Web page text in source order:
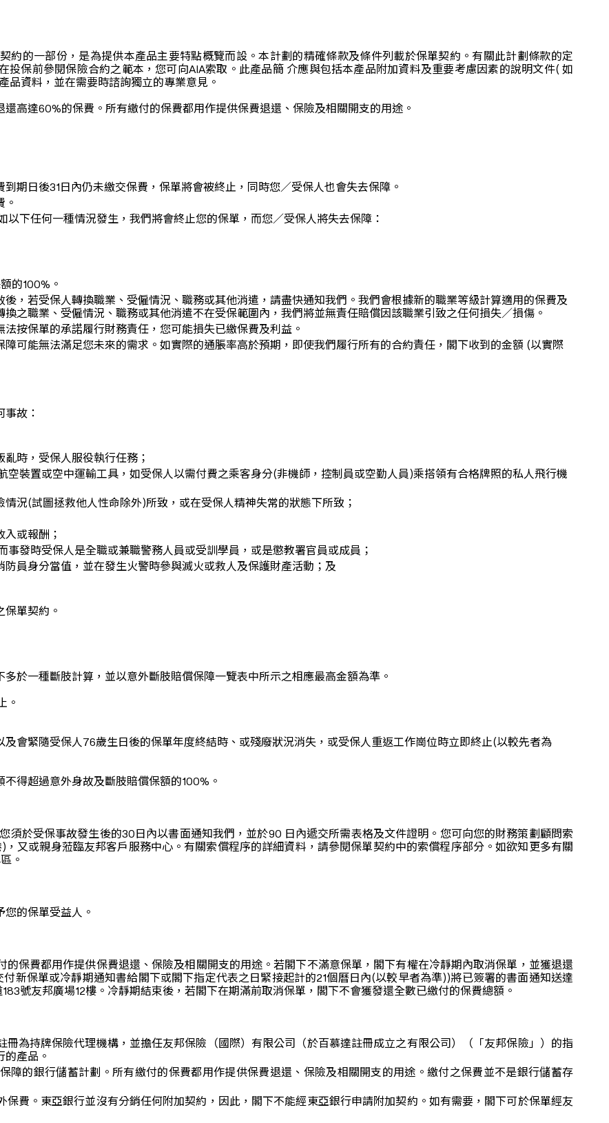
約的一部份，是為提供本產品主要特點概覽而設。本計劃的精確條款及條件列載於保單契約。有關此計劃條款的定
保前參閱保險合約之範本，您可向AIA索取。此產品簡 介應與包括本產品附加資料及重要考慮因素的說明文件( 如
品資料，並在需要時諮詢獨立的專業意見。
高達60%的保費。所有繳付的保費都用作提供保費退還、保險及相關開支的用途。
期日後31日內仍未繳交保費，保單將會被終止，同時您／受保人也會失去保障。
。
下任何一種情況發生，我們將會終止您的保單，而您／受保人將失去保障：
的100%。
，若受保人轉換職業、受僱情況、職務或其他消遣，請盡快通知我們。我們會根據新的職業等級計算適用的保費及
之職業、受僱情況、職務或其他消遣不在受保範圍內，我們將並無責任賠償因該職業引致之任何損失／損傷。
按保單的承諾履行財務責任，您可能損失已繳保費及利益。
可能無法滿足您未來的需求。如實際的通脹率高於預期，即使我們履行所有的合約責任，閣下收到的金額 (以實際
故：
時，受保人服役執行任務；
空裝置或空中運輸工具，如受保人以需付費之乘客身分(非機師，控制員或空勤人員)乘搭領有合格牌照的私人飛行機
況(試圖拯救他人性命除外)所致，或在受保人精神失常的狀態下所致；
或報酬；
發時受保人是全職或兼職警務人員或受訓學員，或是懲教署官員或成員；
員身分當值，並在發生火警時參與滅火或救人及保護財產活動；及
單契約。
於一種斷肢計算，並以意外斷肢賠償保障一覽表中所示之相應最高金額為準。
。
會緊隨受保人76歲生日後的保單年度終結時、或殘廢狀況消失，或受保人重返工作崗位時立即終止(以較先者為
得超過意外身故及斷肢賠償保額的100%。
須於受保事故發生後的30日內以書面通知我們，並於90 日內遞交所需表格及文件證明。您可向您的財務策劃顧問索
又或親身蒞臨友邦客戶服務中心。有關索償程序的詳細資料，請參閱保單契約中的索償程序部分。如欲知更多有關
。
的保單受益人。
的保費都用作提供保費退還、保險及相關開支的用途。若閣下不滿意保單，閣下有權在冷靜期內取消保單，並獲退還
新保單或冷靜期通知書給閣下或閣下指定代表之日緊接起計的21個曆日內(以較早者為準))將已簽署的書面通知送達
號友邦廣場12樓。冷靜期結束後，若閣下在期滿前取消保單，閣下不會獲發還全數已繳付的保費總額。
為持牌保險代理機構，並擔任友邦保險（國際）有限公司
（於百慕達註冊成立之有限公司）（「友邦保險」）的指
的產品。
障的銀行儲蓄計劃。所有繳付的保費都用作提供保費退還、保險及相關開支的用途。繳付之保費並不是銀行儲蓄存
保費。東亞銀行並沒有分銷任何附加契約，因此，閣下不能經東亞銀行申請附加契約。如有需要，閣下可於保單經友